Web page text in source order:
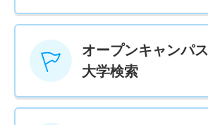
オープンキャンパス
大学検索